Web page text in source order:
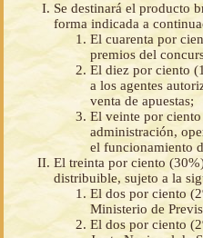
Se destinará el producto
forma indicada a
El cuarenta por
premios del
El diez por ciento
a los agentes
venta de apuestas;
El veinte por
administración,
el funcionamiento
El treinta por ciento
distribuible, sujeto a la
El dos por ciento
Ministerio de
El dos por ciento